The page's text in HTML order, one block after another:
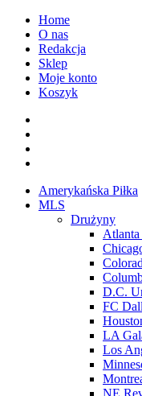
Przejdź
treści
Home
O nas
Redakcja
Sklep
Moje konto
Koszyk
Menu
główne
Amerykańska Piłka
MLS
Drużyny
D.C.
FC
LA
Los
NE